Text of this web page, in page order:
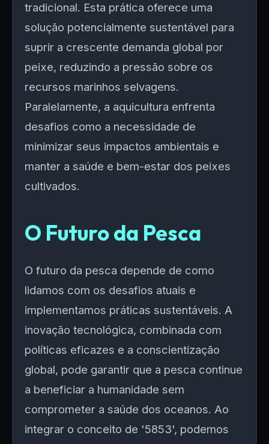
tradicional. Esta prática oferece uma
solução potencialmente sustentável para
suprir a crescente demanda global por
peixe, reduzindo a pressão sobre os
recursos marinhos selvagens.
Paralelamente, a aquicultura enfrenta
desafios como a necessidade de
minimizar seus impactos ambientais e
manter a saúde e bem-estar dos peixes
cultivados.
O Futuro da Pesca
O futuro da pesca depende de como
lidamos com os desafios atuais e
implementamos práticas sustentáveis. A
inovação tecnológica, combinada com
políticas eficazes e a conscientização
global, pode garantir que a pesca continue
a beneficiar a humanidade sem
comprometer a saúde dos oceanos. Ao
integrar o conceito de '5853', podemos